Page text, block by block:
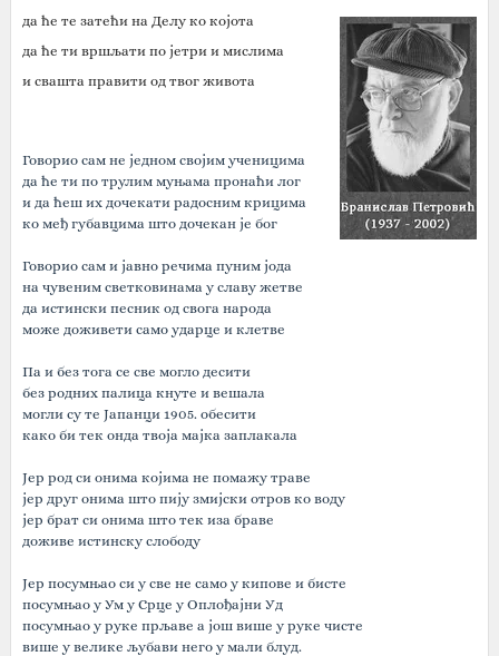
да ће те затећи на Делу ко којота
да ће ти вршљати по јетри и мислима
и свашта правити од твог живота
Говорио сам не једном својим ученицима
да ће ти по трулим муњама пронаћи лог
и да ћеш их дочекати радосним крицима
ко међ губавцима што дочекан је бог
Говорио сам и јавно речима пуним јода
на чувеним светковинама у славу жетве
да истински песник од свога народа
може доживети само ударце и клетве
Па и без тога се све могло десити
без родних палица кнуте и вешала
могли су те Јапанци 1905. обесити
како би тек онда твоја мајка заплакала
Јер род си онима којима не помажу траве
јер друг онима што пију змијски отров ко воду
јер брат си онима што тек иза браве
доживе истинску слободу
Јер посумњао си у све не само у кипове и бисте
посумњао у Ум у Срце у Оплођајни Уд
посумњао у руке прљаве а још више у руке чисте
више у велике љубави него у мали блуд.